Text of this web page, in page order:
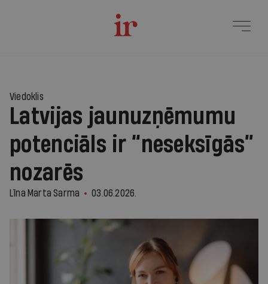
Viedoklis
Latvijas jaunuzņēmumu
potenciāls ir “neseksīgās”
nozarēs
Līna Marta Sarma 03.06.2026.